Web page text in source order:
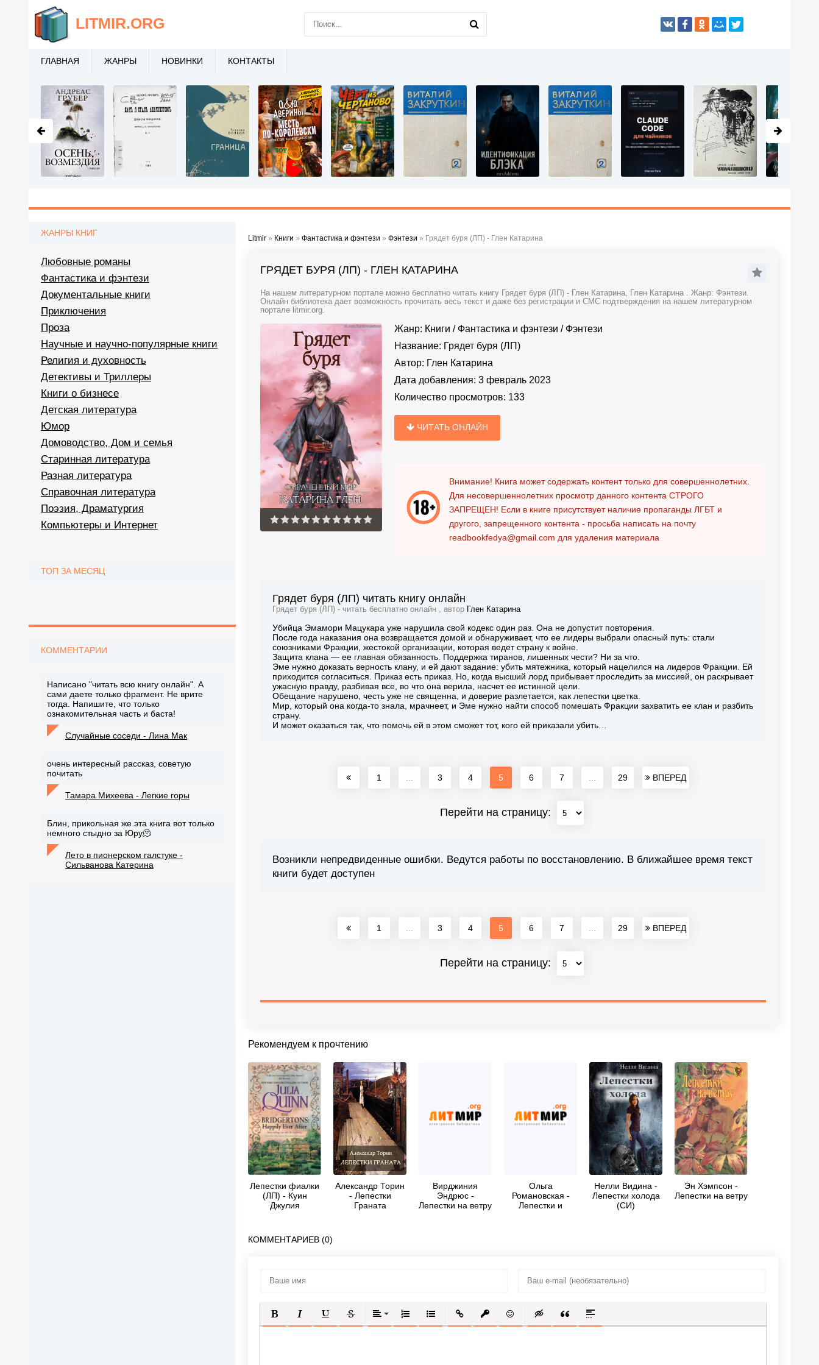
Litmir » Книги » Фантастика и фэнтези » Фэнтези » Грядет буря (ЛП) - Глен Катарина
ГРЯДЕТ БУРЯ (ЛП) - ГЛЕН КАТАРИНА
На нашем литературном портале можно бесплатно читать книгу Грядет буря (ЛП) - Глен Катарина, Глен Катарина . Жанр: Фэнтези.
Онлайн библиотека дает возможность прочитать весь текст и даже без регистрации и СМС подтверждения на нашем литературном
портале litmir.org.
Жанр: Книги / Фантастика и фэнтези / Фэнтези
Название: Грядет буря (ЛП)
Автор: Глен Катарина
Дата добавления: 3 февраль 2023
Количество просмотров: 133
ЧИТАТЬ ОНЛАЙН
Внимание! Книга может содержать контент только для совершеннолетних.
Для несовершеннолетних просмотр данного контента СТРОГО
ЗАПРЕЩЕН! Если в книге присутствует наличие пропаганды ЛГБТ и
другого, запрещенного контента - просьба написать на почту
readbookfedya@gmail.com для удаления материала
Грядет буря (ЛП) читать книгу онлайн
Грядет буря (ЛП) - читать бесплатно онлайн , автор Глен Катарина
Убийца Эмамори Мацукара уже нарушила свой кодекс один раз. Она не допустит повторения.
После года наказания она возвращается домой и обнаруживает, что ее лидеры выбрали опасный путь: стали
союзниками Фракции, жестокой организации, которая ведет страну к войне.
Защита клана — ее главная обязанность. Поддержка тиранов, лишенных чести? Ни за что.
Эме нужно доказать верность клану, и ей дают задание: убить мятежника, который нацелился на лидеров Фракции. Ей
приходится согласиться. Приказ есть приказ. Но, когда высший лорд прибывает проследить за миссией, он раскрывает
ужасную правду, разбивая все, во что она верила, насчет ее истинной цели.
Обещание нарушено, честь уже не священна, и доверие разлетается, как лепестки цветка.
Мир, который она когда-то знала, мрачнеет, и Эме нужно найти способ помешать Фракции захватить ее клан и разбить
страну.
И может оказаться так, что помочь ей в этом сможет тот, кого ей приказали убить…
1 3 4 5 6 7 29 ВПЕРЕД
Перейти на страницу:
Возникли непредвиденные ошибки. Ведутся работы по восстановлению. В ближайшее время текст
книги будет доступен
1 3 4 5 6 7 29 ВПЕРЕД
Перейти на страницу:
Рекомендуем к прочтению
Лепестки фиалки
(ЛП) - Куин
Джулия
Александр Торин
- Лепестки
Граната
Вирджиния
Эндрюс -
Лепестки на ветру
Ольга
Романовская -
Лепестки и
Нелли Видина -
Лепестки холода
(СИ)
Эн Хэмпсон -
Лепестки на ветру
КОММЕНТАРИЕВ (0)
ПОЛУЖИРНЫЙ
КУРСИВПОДЧЕРКНУТЫЙ
ЗАЧЕРКНУТЫЙВЫРАВНИВАНИЕ
НУМЕРОВАННЫЙ СПИСОК
МАРКИРОВАННЫЙ СПИСОК
ВСТАВИТЬ ССЫЛКУ
ВСТАВИТЬ ЗАЩИЩЕННУЮ ССЫЛКУ
ВСТАВИТЬ СМАЙЛИК
ВСТАВКА СКРЫТОГО ТЕКСТА
ВСТАВКА ЦИТАТЫ
ВСТАВКА СПОЙЛЕРА
ЖАНРЫ КНИГ
Любовные романы
Фантастика и фэнтези
Документальные книги
Приключения
Проза
Научные и научно-популярные книги
Религия и духовность
Детективы и Триллеры
Книги о бизнесе
Детская литература
Юмор
Домоводство, Дом и семья
Старинная литература
Разная литература
Справочная литература
Поэзия, Драматургия
Компьютеры и Интернет
ТОП ЗА МЕСЯЦ
КОММЕНТАРИИ
Написано "читать всю книгу онлайн". А
сами даете только фрагмент. Не врите
тогда. Напишите, что только
ознакомительная часть и баста!
Случайные соседи - Лина Мак
очень интересный рассказ, советую
почитать
Тамара Михеева - Легкие горы
Блин, прикольная же эта книга вот только
немного стыдно за Юру🫠
Лето в пионерском галстуке -
Сильванова Катерина
LITMIR.ORG
ГЛАВНАЯ ЖАНРЫ НОВИНКИ КОНТАКТЫ